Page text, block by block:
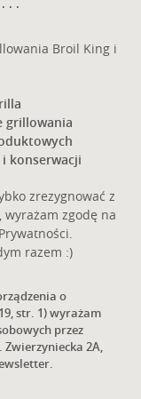
Broil King i
grillowania
konserwacji
zrezygnować z
wyrażam zgodę na
razem :)
o
str. 1) wyrażam
przez
2A,